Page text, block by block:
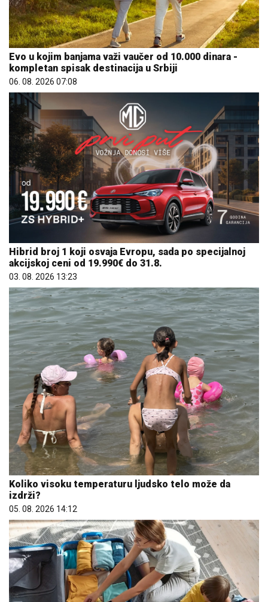
Evo u kojim banjama važi vaučer od 10.000 dinara -
kompletan spisak destinacija u Srbiji
06. 08. 2026 07:08
Hibrid broj 1 koji osvaja Evropu, sada po specijalnoj
akcijskoj ceni od 19.990€ do 31.8.
03. 08. 2026 13:23
Koliko visoku temperaturu ljudsko telo može da
izdrži?
05. 08. 2026 14:12